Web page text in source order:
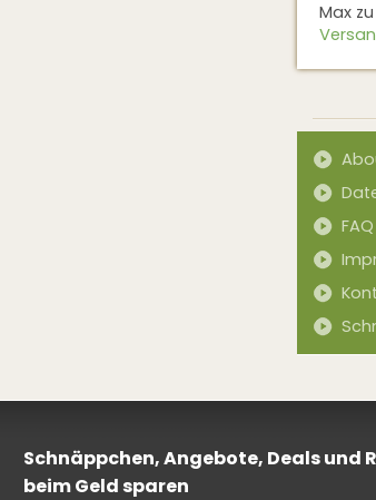
Max zu
FAQ
Schnäppchen, Angebote, Deals
beim Geld sparen